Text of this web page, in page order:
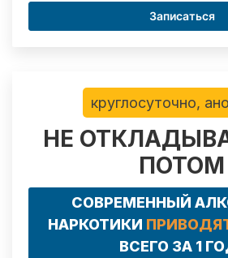
Записаться
круглосуточно,
НЕ
ПОТОМ
СОВРЕМЕННЫЙ
НАРКОТИКИ
ВСЕГО ЗА 1